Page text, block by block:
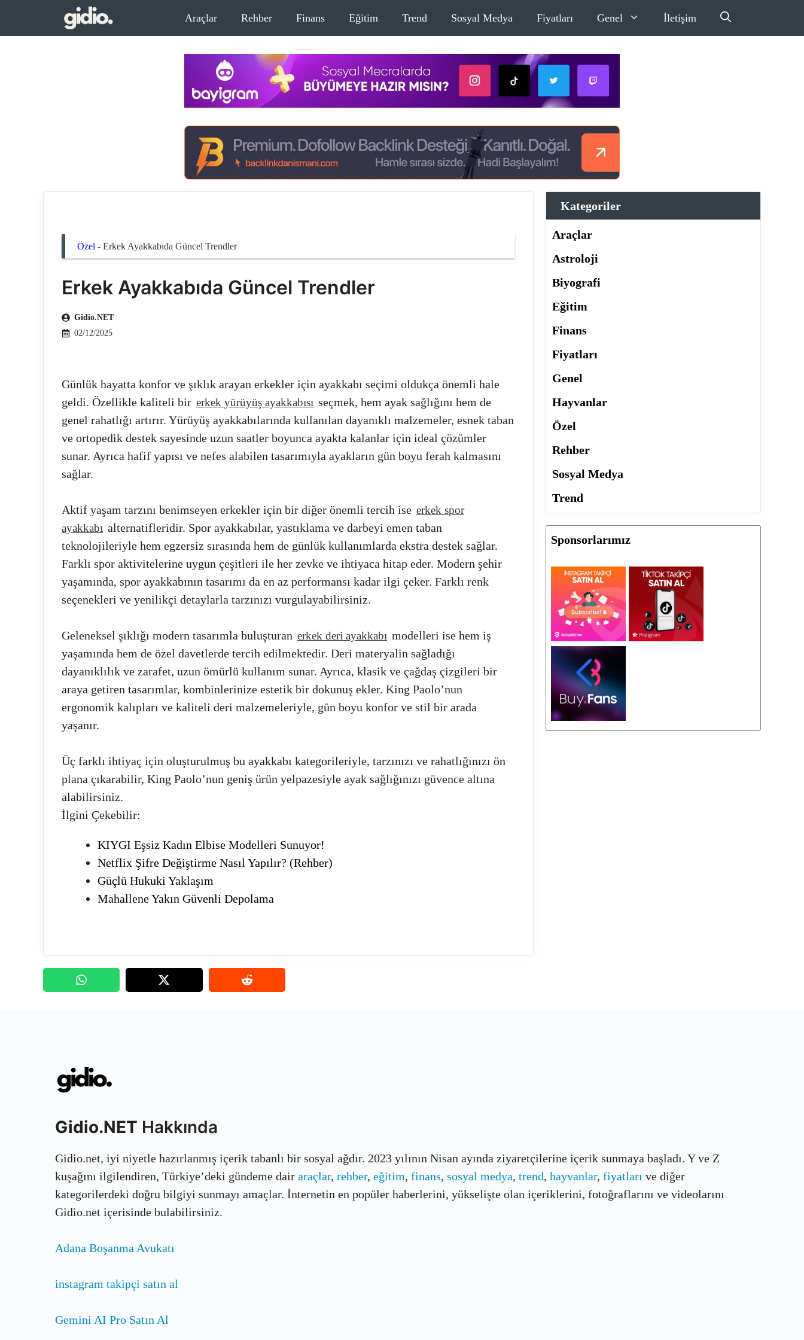
Araçlar Rehber Finans Eğitim Trend Sosyal Medya Fiyatları Genel İletişim
Özel - Erkek Ayakkabıda Güncel Trendler
Erkek Ayakkabıda Güncel Trendler
Gidio.NET
02/12/2025
Günlük hayatta konfor ve şıklık arayan erkekler için ayakkabı seçimi oldukça önemli hale
geldi. Özellikle kaliteli bir erkek yürüyüş ayakkabısı seçmek, hem ayak sağlığını hem de
genel rahatlığı artırır. Yürüyüş ayakkabılarında kullanılan dayanıklı malzemeler, esnek taban
ve ortopedik destek sayesinde uzun saatler boyunca ayakta kalanlar için ideal çözümler
sunar. Ayrıca hafif yapısı ve nefes alabilen tasarımıyla ayakların gün boyu ferah kalmasını
sağlar.
Aktif yaşam tarzını benimseyen erkekler için bir diğer önemli tercih ise erkek spor
ayakkabı alternatifleridir. Spor ayakkabılar, yastıklama ve darbeyi emen taban
teknolojileriyle hem egzersiz sırasında hem de günlük kullanımlarda ekstra destek sağlar.
Farklı spor aktivitelerine uygun çeşitleri ile her zevke ve ihtiyaca hitap eder. Modern şehir
yaşamında, spor ayakkabının tasarımı da en az performansı kadar ilgi çeker. Farklı renk
seçenekleri ve yenilikçi detaylarla tarzınızı vurgulayabilirsiniz.
Geleneksel şıklığı modern tasarımla buluşturan erkek deri ayakkabı modelleri ise hem iş
yaşamında hem de özel davetlerde tercih edilmektedir. Deri materyalin sağladığı
dayanıklılık ve zarafet, uzun ömürlü kullanım sunar. Ayrıca, klasik ve çağdaş çizgileri bir
araya getiren tasarımlar, kombinlerinize estetik bir dokunuş ekler. King Paolo’nun
ergonomik kalıpları ve kaliteli deri malzemeleriyle, gün boyu konfor ve stil bir arada
yaşanır.
Üç farklı ihtiyaç için oluşturulmuş bu ayakkabı kategorileriyle, tarzınızı ve rahatlığınızı ön
plana çıkarabilir, King Paolo’nun geniş ürün yelpazesiyle ayak sağlığınızı güvence altına
alabilirsiniz.
İlgini Çekebilir:
KIYGI Eşsiz Kadın Elbise Modelleri Sunuyor!
Netflix Şifre Değiştirme Nasıl Yapılır? (Rehber)
Güçlü Hukuki Yaklaşım
Mahallene Yakın Güvenli Depolama
Kategoriler
Araçlar
Astroloji
Biyografi
Eğitim
Finans
Fiyatları
Genel
Hayvanlar
Özel
Rehber
Sosyal Medya
Trend
Sponsorlarımız
Gidio.NET Hakkında
Gidio.net, iyi niyetle hazırlanmış içerik tabanlı bir sosyal ağdır. 2023 yılının Nisan ayında ziyaretçilerine içerik sunmaya başladı. Y ve Z
kuşağını ilgilendiren, Türkiye’deki gündeme dair araçlar, rehber, eğitim, finans, sosyal medya, trend, hayvanlar, fiyatları ve diğer
kategorilerdeki doğru bilgiyi sunmayı amaçlar. İnternetin en popüler haberlerini, yükselişte olan içeriklerini, fotoğraflarını ve videolarını
Gidio.net içerisinde bulabilirsiniz.
Adana Boşanma Avukatı
instagram takipçi satın al
Gemini AI Pro Satın Al